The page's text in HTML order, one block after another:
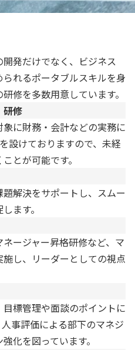
発だけでなく、ビジネス
れるポータブルスキルを身
修を多数用意しています。
研修
に財務・会計などの実務に
設けておりますので、未経
とが可能です。
解決をサポートし、スムー
ます。
ージャー昇格研修など、マ
し、リーダーとしての視点
標管理や面談のポイントに
事評価による部下のマネジ
化を図っています。